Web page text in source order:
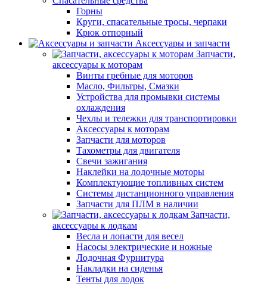
Горны
Круги, спасательные тросы, черпаки
Крюк отпорный
Аксессуары и запчасти
Запчасти,
аксессуары к моторам
Винты гребные для моторов
Масло, Фильтры, Смазки
Устройства для промывки системы
охлаждения
Чехлы и тележки для транспортировки
Аксессуары к моторам
Запчасти для моторов
Тахометры для двигателя
Свечи зажигания
Наклейки на лодочные моторы
Комплектующие топливных систем
Системы дистанционного управления
Запчасти для ПЛМ в наличии
Запчасти,
аксессуары к лодкам
Весла и лопасти для весел
Насосы электрические и ножные
Лодочная Фурнитура
Накладки на сиденья
Тенты для лодок